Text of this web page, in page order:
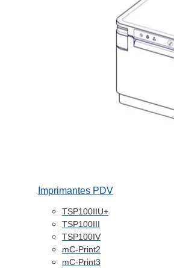
Imprimantes PDV
TSP100IIU+
TSP100III
TSP100IV
mC-Print2
mC-Print3